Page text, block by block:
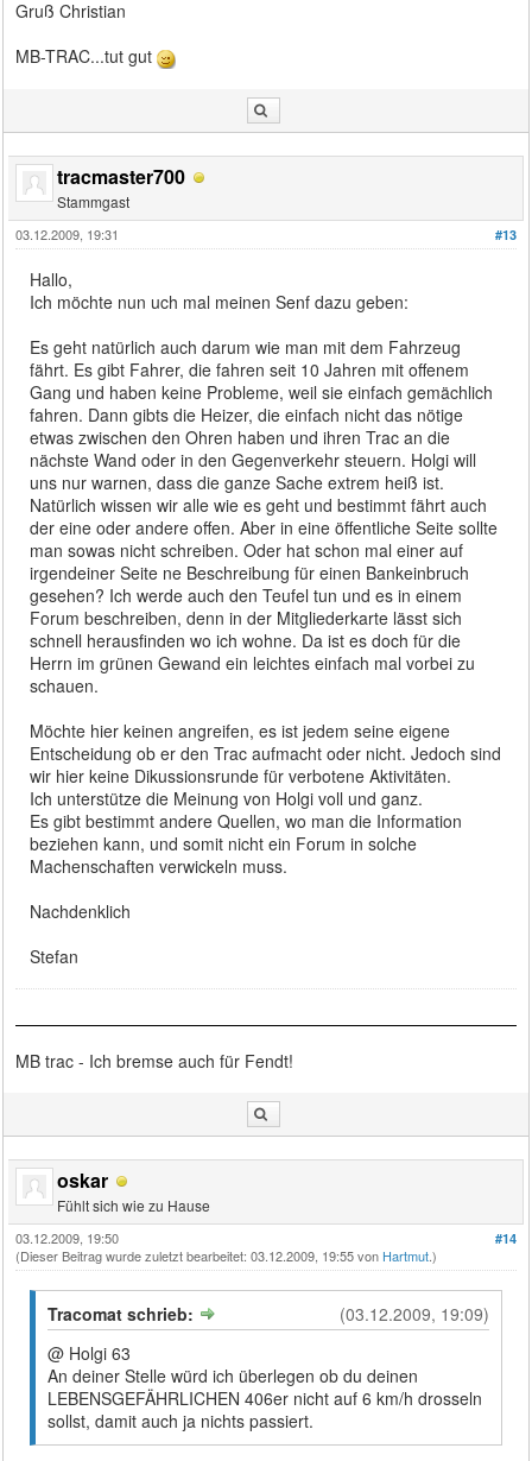
Gruß Christian
MB-TRAC...tut gut
tracmaster700
Stammgast
#13
03.12.2009, 19:31
Hallo,
Ich möchte nun uch mal meinen Senf dazu geben:
Es geht natürlich auch darum wie man mit dem Fahrzeug
fährt. Es gibt Fahrer, die fahren seit 10 Jahren mit offenem
Gang und haben keine Probleme, weil sie einfach gemächlich
fahren. Dann gibts die Heizer, die einfach nicht das nötige
etwas zwischen den Ohren haben und ihren Trac an die
nächste Wand oder in den Gegenverkehr steuern. Holgi will
uns nur warnen, dass die ganze Sache extrem heiß ist.
Natürlich wissen wir alle wie es geht und bestimmt fährt auch
der eine oder andere offen. Aber in eine öffentliche Seite sollte
man sowas nicht schreiben. Oder hat schon mal einer auf
irgendeiner Seite ne Beschreibung für einen Bankeinbruch
gesehen? Ich werde auch den Teufel tun und es in einem
Forum beschreiben, denn in der Mitgliederkarte lässt sich
schnell herausfinden wo ich wohne. Da ist es doch für die
Herrn im grünen Gewand ein leichtes einfach mal vorbei zu
schauen.
Möchte hier keinen angreifen, es ist jedem seine eigene
Entscheidung ob er den Trac aufmacht oder nicht. Jedoch sind
wir hier keine Dikussionsrunde für verbotene Aktivitäten.
Ich unterstütze die Meinung von Holgi voll und ganz.
Es gibt bestimmt andere Quellen, wo man die Information
beziehen kann, und somit nicht ein Forum in solche
Machenschaften verwickeln muss.
Nachdenklich
Stefan
MB trac - Ich bremse auch für Fendt!
oskar
Fühlt sich wie zu Hause
#14
03.12.2009, 19:50
(Dieser Beitrag wurde zuletzt bearbeitet: 03.12.2009, 19:55 von Hartmut.)
(03.12.2009, 19:09)
Tracomat schrieb:
@ Holgi 63
An deiner Stelle würd ich überlegen ob du deinen
LEBENSGEFÄHRLICHEN 406er nicht auf 6 km/h drosseln
sollst, damit auch ja nichts passiert.